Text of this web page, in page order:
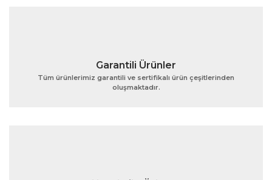
Gönder
Garantili Ürünler
Tüm ürünlerimiz garantili ve sertifikalı ürün çeşitlerinden
oluşmaktadır.